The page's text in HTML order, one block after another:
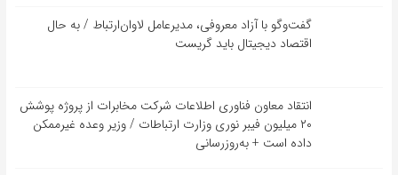
گفت‌و‌گو با آزاد معروفی، مدیرعامل لاوان‌ارتباط / به حال
اقتصاد دیجیتال باید گریست
انتقاد معاون فناوری اطلاعات شرکت مخابرات از پروژه پوشش
۲۰ میلیون فیبر نوری وزارت ارتباطات / وزیر وعده غیرممکن
داده است + به‌روزرسانی